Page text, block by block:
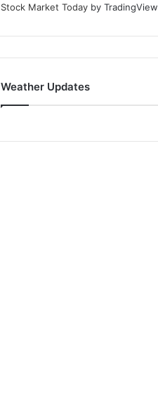
Stock Market Today by TradingView
Weather Updates